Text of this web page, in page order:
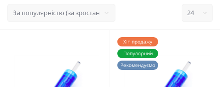
Хіт продажу
Популярний
Рекомендуємо